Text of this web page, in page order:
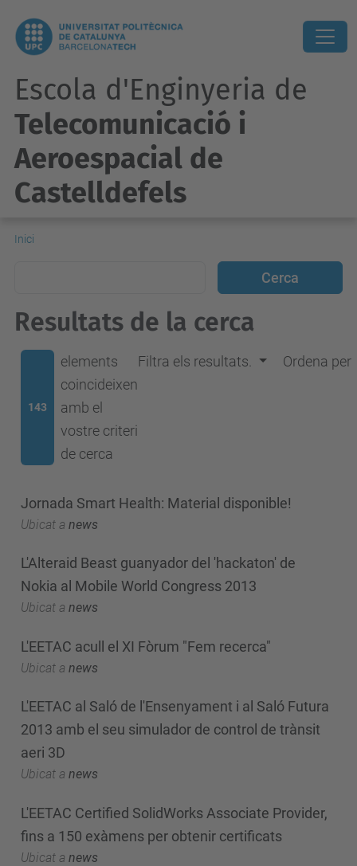
Escola d'Enginyeria de
Telecomunicació i
Aeroespacial de
Castelldefels
Inici
Resultats de la cerca
143
elements
coincideixen
amb el
vostre criteri
de cerca
Filtra els resultats. Ordena per
Jornada Smart Health: Material disponible!
Ubicat a news
L'Alteraid Beast guanyador del 'hackaton' de
Nokia al Mobile World Congress 2013
Ubicat a news
L'EETAC acull el XI Fòrum "Fem recerca"
Ubicat a news
L'EETAC al Saló de l'Ensenyament i al Saló Futura
2013 amb el seu simulador de control de trànsit
aeri 3D
Ubicat a news
L'EETAC Certified SolidWorks Associate Provider,
fins a 150 exàmens per obtenir certificats
Ubicat a news